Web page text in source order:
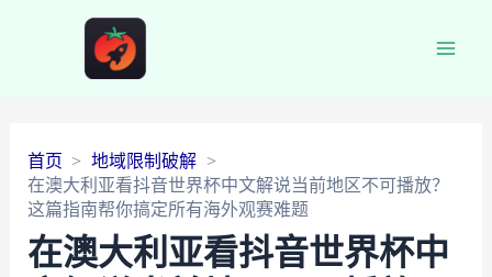
首页
地域限制破解
在澳大利亚看抖音世界杯中文解说当前地区不可播放？
这篇指南帮你搞定所有海外观赛难题
在澳大利亚看抖音世界杯中